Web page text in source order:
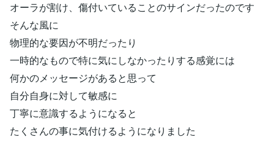
オーラが割け、傷付いていることのサインだったのです
そんな風に
物理的な要因が不明だったり
一時的なもので特に気にしなかったりする感覚には
何かのメッセージがあると思って
自分自身に対して敏感に
丁寧に意識するようになると
たくさんの事に気付けるようになりました